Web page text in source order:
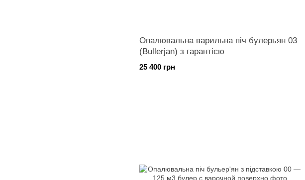
Опалювальна варильна піч булерьян 03
(Bullerjan) з гарантією
25 400 грн